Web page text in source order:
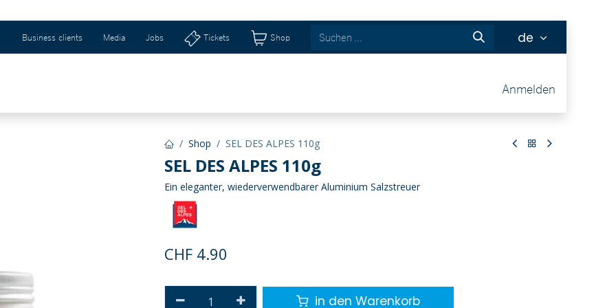
Business clients Media Jobs Tickets Shop de
Anmelden
Shop SEL DES ALPES 110g
SEL DES ALPES 110g
Ein eleganter, wiederverwendbarer Aluminium Salzstreuer
CHF 4.90
in den Warenkorb